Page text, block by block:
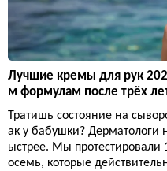
Лучшие кремы для рук
м формулам после трёх
Тратишь состояние на
ак у бабушки? Дерматологи
ыстрее. Мы протестировали
осемь, которые